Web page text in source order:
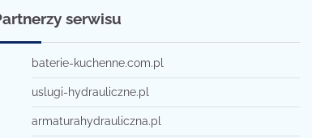
serwisu
baterie-kuchenne.com.pl
uslugi-hydrauliczne.pl
armaturahydrauliczna.pl